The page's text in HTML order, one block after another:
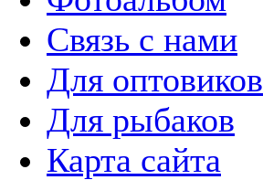
Связь с нами
Для оптовиков
Для рыбаков
Карта сайта